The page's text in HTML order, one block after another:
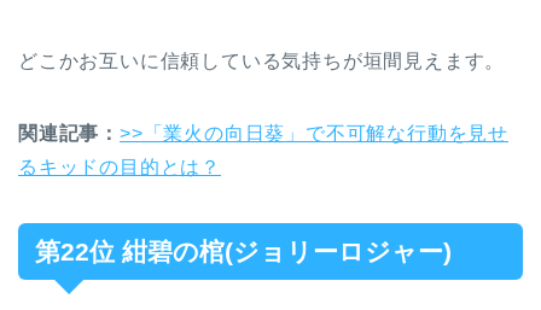
どこかお互いに信頼している気持ちが垣間見えます。
関連記事： >>「業火の向日葵」で不可解な行動を見せ
るキッドの目的とは？
第22位 紺碧の棺(ジョリーロジャー)